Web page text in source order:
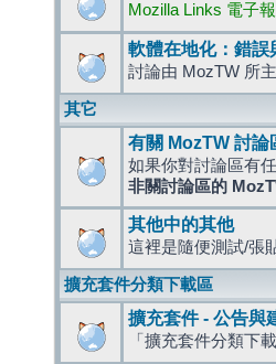
Mozilla Links 電子
軟體在地化：錯誤
討論由 MozTW 所
其它
有關 MozTW 討論
如果你對討論區有
非關討論區的
其他中的其他
這裡是隨便測試/張
擴充套件分類下載區
擴充套件 - 公告與
「擴充套件分類下